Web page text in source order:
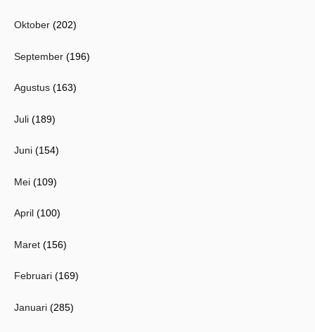
Oktober (202)
September (196)
Agustus (163)
Juli (189)
Juni (154)
Mei (109)
April (100)
Maret (156)
Februari (169)
Januari (285)